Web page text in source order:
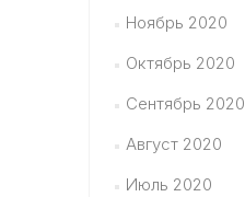
Ноябрь 2020
Октябрь 2020
Сентябрь 2020
Август 2020
Июль 2020